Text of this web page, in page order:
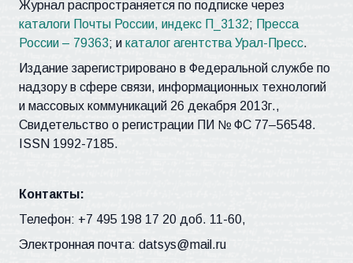
Журнал распространяется по подписке через
каталоги Почты России, индекс П_3132; Пресса
России – 79363; и каталог агентства Урал-Пресс.
Издание зарегистрировано в Федеральной службе по
надзору в сфере связи, информационных технологий
и массовых коммуникаций 26 декабря 2013г.,
Свидетельство о регистрации ПИ № ФС 77–56548.
ISSN 1992-7185.
Контакты:
Телефон: +7 495 198 17 20 доб. 11-60,
Электронная почта: datsys@mail.ru